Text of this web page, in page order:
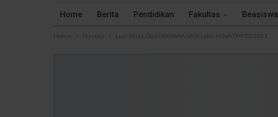
Home Berita Pendidikan Fakultas Beasiswa
Home Prestasi Luar Biasa, Dua ORMAWA UBSI Lolos Hibah PHP2D 2021